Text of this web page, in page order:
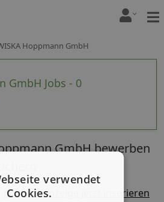
Hoppmann GmbH
GmbH Jobs - 0
GmbH bewerben
Job-Suchanzeige jetzt inserieren
verwendet
Cookies.